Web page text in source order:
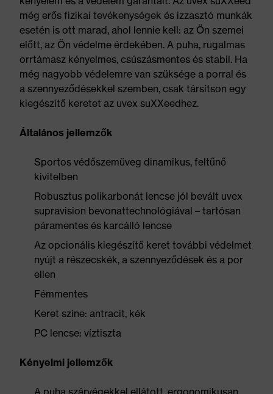
még erős fizikai tevékenységek és izzasztó munkák
esetén is ott marad, ahol lennie kell: az Ön szemei
előtt, az Ön védelme érdekében. A puha, rugalmas
orrtámasz kényelmes, csúszásmentes és stabil. Ha
még nagyobb védelemre van szüksége a porral és
a szennyeződésekkel szemben, csak társítson egy
kiegészítő keretet az uvex suXXeedhez.
Általános jellemzők
Sportos védőszemüveg dinamikus, feltűnő
kivitelben
Robusztus polikarbonát lencse jól bevált uvex
supravision bevonattechnológiával – tartósan
páramentes és karcálló lencse
Az opcionális kiegészítő keret további védelmet
nyújt a részecskék, a szennyeződések és a por
ellen
Fémmentes
Keret színe: antracit, kék
PC lencse: víztiszta
Kényelmi jellemzők
A puha szárvégekkel ellátott, ergonomikusan